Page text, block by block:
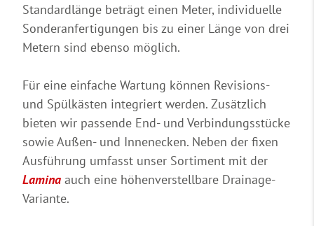
Standardlänge beträgt einen Meter, individuelle
Sonderanfertigungen bis zu einer Länge von drei
Metern sind ebenso möglich.
Für eine einfache Wartung können Revisions-
und Spülkästen integriert werden. Zusätzlich
bieten wir passende End- und Verbindungsstücke
sowie Außen- und Innenecken. Neben der fixen
Ausführung umfasst unser Sortiment mit der
Lamina auch eine höhenverstellbare Drainage-
Variante.